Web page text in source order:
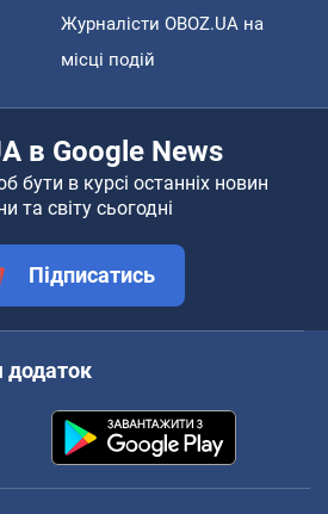
Журналісти OBOZ.UA на
місці подій
в Google News
бути в курсі останніх новин
та світу сьогодні
Підписатись
додаток